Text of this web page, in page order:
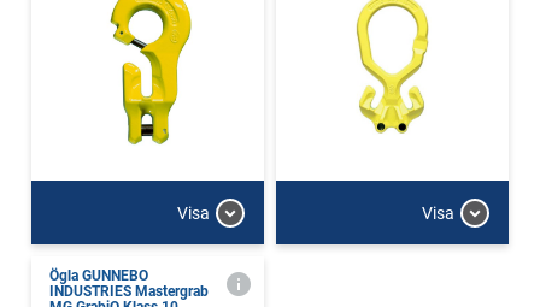
Visa Visa
Ögla GUNNEBO
INDUSTRIES Mastergrab